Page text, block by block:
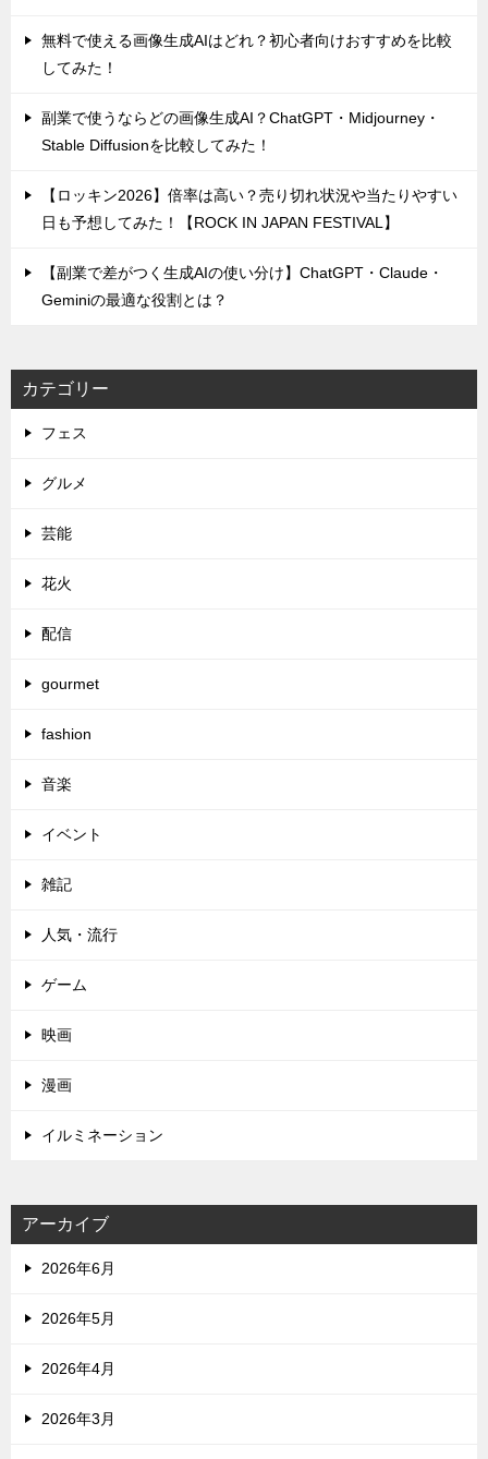
無料で使える画像生成AIはどれ？初心者向けおすすめを比較
してみた！
副業で使うならどの画像生成AI？ChatGPT・Midjourney・
Stable Diffusionを比較してみた！
【ロッキン2026】倍率は高い？売り切れ状況や当たりやすい
日も予想してみた！【ROCK IN JAPAN FESTIVAL】
【副業で差がつく生成AIの使い分け】ChatGPT・Claude・
Geminiの最適な役割とは？
カテゴリー
フェス
グルメ
芸能
花火
配信
gourmet
fashion
音楽
イベント
雑記
人気・流行
ゲーム
映画
漫画
イルミネーション
アーカイブ
2026年6月
2026年5月
2026年4月
2026年3月